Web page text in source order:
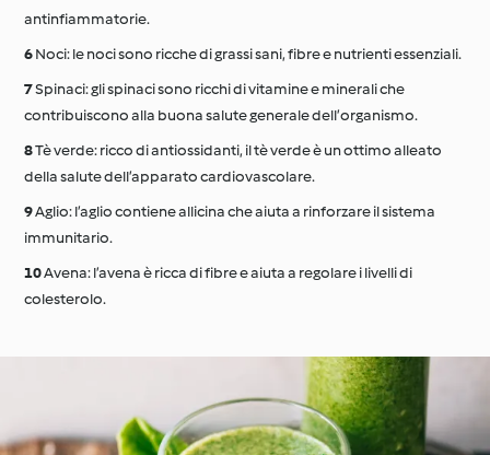
antinfiammatorie.
Noci: le noci sono ricche di grassi sani, fibre e nutrienti essenziali.
Spinaci: gli spinaci sono ricchi di vitamine e minerali che
contribuiscono alla buona salute generale dell’organismo.
Tè verde: ricco di antiossidanti, il tè verde è un ottimo alleato
della salute dell’apparato cardiovascolare.
Aglio: l’aglio contiene allicina che aiuta a rinforzare il sistema
immunitario.
Avena: l’avena è ricca di fibre e aiuta a regolare i livelli di
colesterolo.